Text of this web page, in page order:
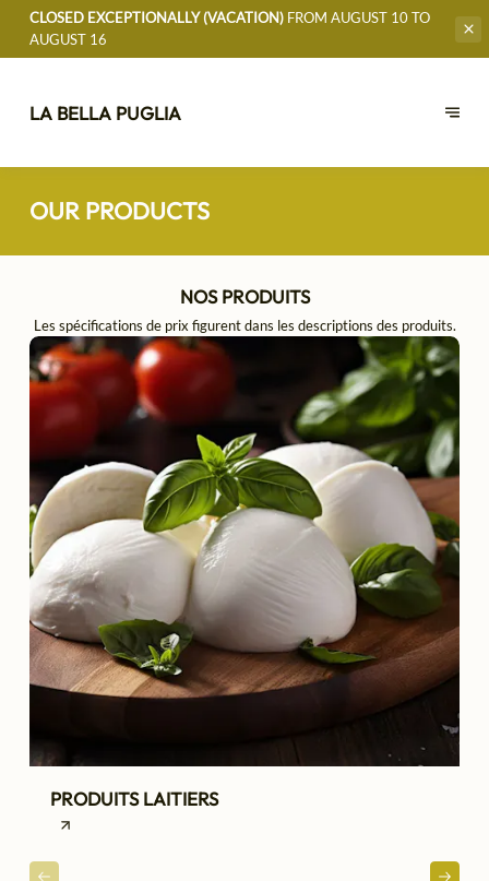
CLOSED EXCEPTIONALLY (VACATION)FROM AUGUST 10 TO
AUGUST 16
LA BELLA PUGLIA
OUR PRODUCTS
NOS PRODUITS
Les spécifications de prix figurent dans les descriptions des produits.
PRODUITS LAITIERS